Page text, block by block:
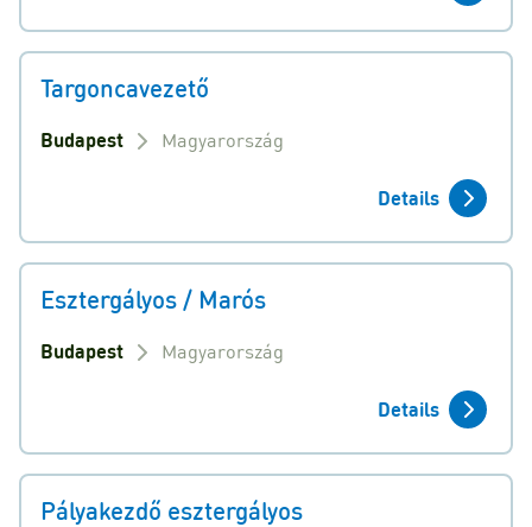
Targoncavezető
Budapest Magyarország
Details
Esztergályos / Marós
Budapest Magyarország
Details
Pályakezdő esztergályos